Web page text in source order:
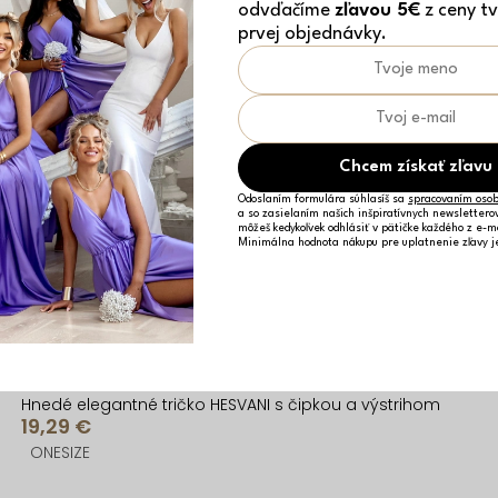
Hnedé elegantné tričko HESVANI s čipkou a výstrihom
19,29 €
ONESIZE
odvďačíme zľavou 5€ z ceny
prvej objednávky.
Chcem získať zľavu
Odoslaním formulára súhlasíš sa spracovaním
a so zasielaním našich inšpiratívnych
môžeš kedykoľvek odhlásiť v pätičke každého z e-
Minimálna hodnota nákupu pre uplatnenie zľavy